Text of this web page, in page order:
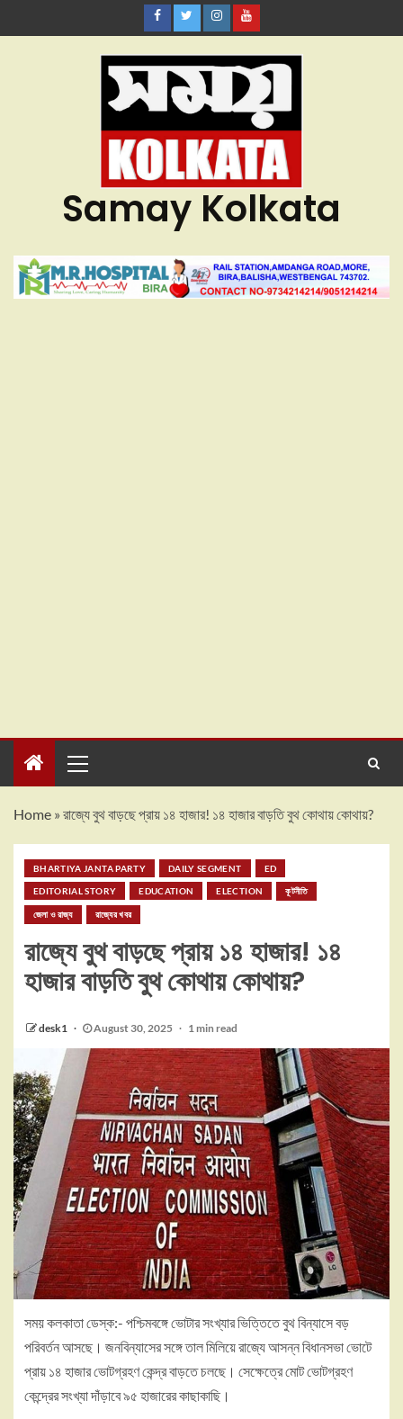
Samay Kolkata
Home » রাজ্যে বুথ বাড়ছে প্রায় ১৪ হাজার! ১৪ হাজার বাড়তি বুথ কোথায় কোথায়?
BHARTIYA JANTA PARTY DAILY SEGMENT ED
EDITORIAL STORY EDUCATION ELECTION কূটনীতি
জেলা ও রাজ্য রাজ্যের খবর
রাজ্যে বুথ বাড়ছে প্রায় ১৪ হাজার! ১৪
হাজার বাড়তি বুথ কোথায় কোথায়?
desk1 August 30, 2025 1 min read
সময় কলকাতা ডেস্ক:- পশ্চিমবঙ্গে ভোটার সংখ্যার ভিত্তিতে বুথ বিন্যাসে বড়
পরিবর্তন আসছে। জনবিন্যাসের সঙ্গে তাল মিলিয়ে রাজ্যে আসন্ন বিধানসভা ভোটে
প্রায় ১৪ হাজার ভোটগ্রহণ কেন্দ্র বাড়তে চলছে। সেক্ষেত্রে মোট ভোটগ্রহণ
কেন্দ্রের সংখ্যা দাঁড়াবে ৯৫ হাজারের কাছাকাছি।